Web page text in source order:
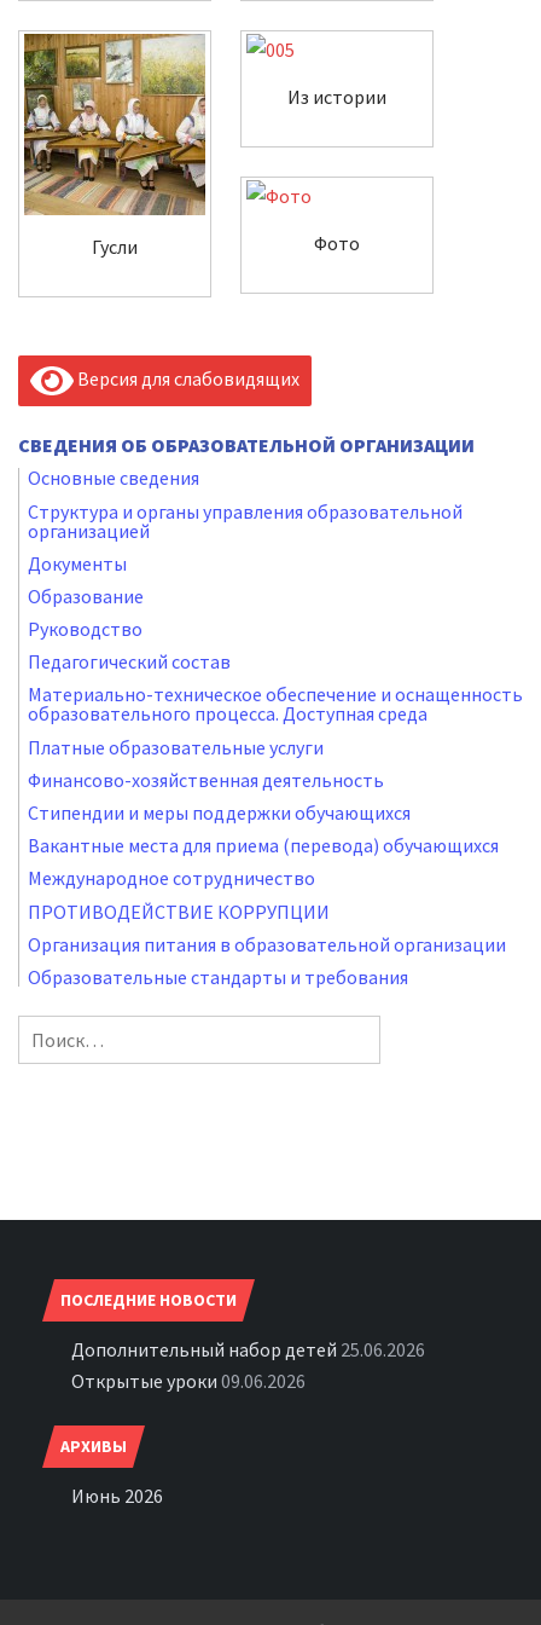
Гусли
Из истории
Фото
Версия для слабовидящих
СВЕДЕНИЯ ОБ ОБРАЗОВАТЕЛЬНОЙ ОРГАНИЗАЦИИ
Основные сведения
Структура и органы управления образовательной
организацией
Документы
Образование
Руководство
Педагогический состав
Материально-техническое обеспечение и оснащенность
образовательного процесса. Доступная среда
Платные образовательные услуги
Финансово-хозяйственная деятельность
Стипендии и меры поддержки обучающихся
Вакантные места для приема (перевода) обучающихся
Международное сотрудничество
ПРОТИВОДЕЙСТВИЕ КОРРУПЦИИ
Организация питания в образовательной организации
Образовательные стандарты и требования
Найти:
ПОСЛЕДНИЕ НОВОСТИ
Дополнительный набор детей 25.06.2026
Открытые уроки 09.06.2026
АРХИВЫ
Июнь 2026